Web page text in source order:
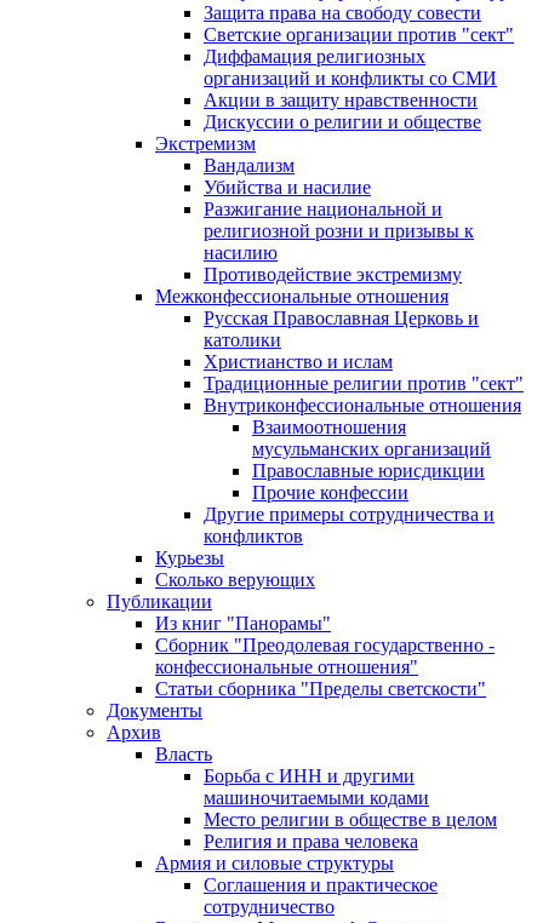
Защита права на свободу совести
Светские организации против "сект"
Диффамация религиозных
организаций и конфликты со СМИ
Акции в защиту нравственности
Дискуссии о религии и обществе
Экстремизм
Вандализм
Убийства и насилие
Разжигание национальной и
религиозной розни и призывы к
насилию
Противодействие экстремизму
Межконфессиональные отношения
Русская Православная Церковь и
католики
Христианство и ислам
Традиционные религии против "сект"
Внутриконфессиональные отношения
Взаимоотношения
мусульманских организаций
Православные юрисдикции
Прочие конфессии
Другие примеры сотрудничества и
конфликтов
Курьезы
Сколько верующих
Публикации
Из книг "Панорамы"
Сборник "Преодолевая государственно -
конфессиональные отношения"
Статьи сборника "Пределы светскости"
Документы
Архив
Власть
Борьба с ИНН и другими
машиночитаемыми кодами
Место религии в обществе в целом
Религия и права человека
Армия и силовые структуры
Соглашения и практическое
сотрудничество